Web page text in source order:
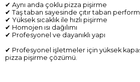
✔ Aynı anda çoklu pizza pişirme
✔ Taş taban sayesinde çıtır taban
✔ Yüksek sıcaklık ile hızlı pişirme
✔ Homojen ısı dağılımı
✔ Profesyonel ve dayanıklı yapı
✔ Profesyonel işletmeler için yüksek
pizza pişirme çözümü.